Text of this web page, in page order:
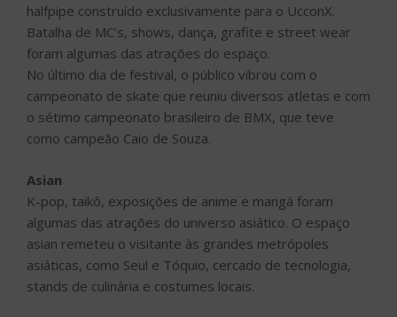
halfpipe construído exclusivamente para o UcconX.
Batalha de MC’s, shows, dança, grafite e street wear
foram algumas das atrações do espaço.
No último dia de festival, o público vibrou com o
campeonato de skate que reuniu diversos atletas e com
o sétimo campeonato brasileiro de BMX, que teve
como campeão Caio de Souza.
Asian
K-pop, taikô, exposições de anime e mangá foram
algumas das atrações do universo asiático. O espaço
asian remeteu o visitante às grandes metrópoles
asiáticas, como Seul e Tóquio, cercado de tecnologia,
stands de culinária e costumes locais.